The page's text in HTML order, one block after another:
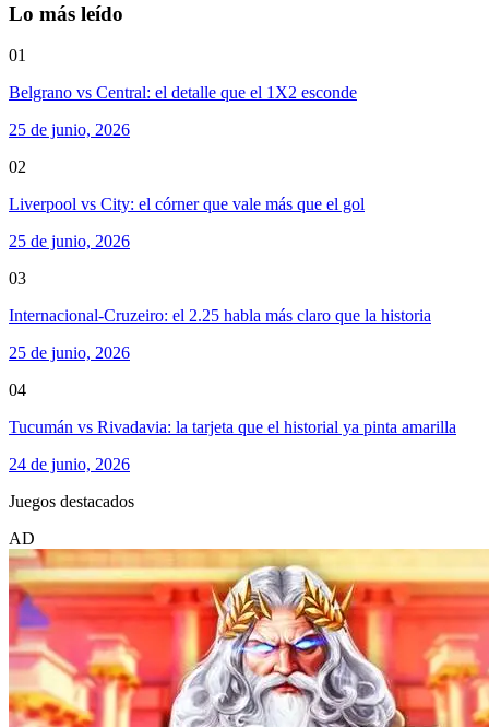
Lo más leído
01
Belgrano vs Central: el detalle que el 1X2 esconde
25 de junio, 2026
02
Liverpool vs City: el córner que vale más que el gol
25 de junio, 2026
03
Internacional-Cruzeiro: el 2.25 habla más claro que la historia
25 de junio, 2026
04
Tucumán vs Rivadavia: la tarjeta que el historial ya pinta amarilla
24 de junio, 2026
Juegos destacados
AD